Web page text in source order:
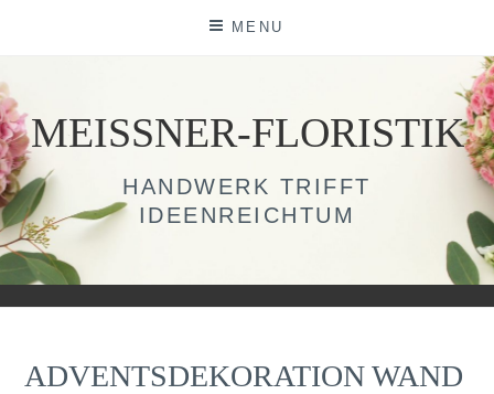
MENU
MEISSNER-FLORISTIK
HANDWERK TRIFFT
IDEENREICHTUM
ADVENTSDEKORATION WAND